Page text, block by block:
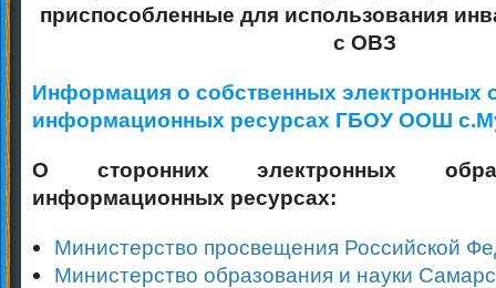
приспособленные для использования
с ОВЗ
Информация о собственных электронных
информационных ресурсах ГБОУ ООШ
О сторонних электронных
информационных ресурсах:
Министерство просвещения Российской
Министерство образования и науки